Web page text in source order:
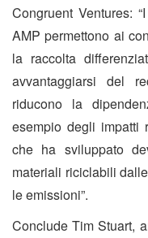
Congruent Ventures:
AMP permettono ai
la raccolta
avvantaggiarsi del
riducono la
esempio degli impatti
che ha sviluppato
materiali riciclabili
le emissioni”.
Conclude Tim Stuart,